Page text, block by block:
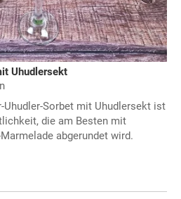
Uhudlersekt
Uhudler-Sorbet mit Uhudlersekt ist
die am Besten mit
abgerundet wird.